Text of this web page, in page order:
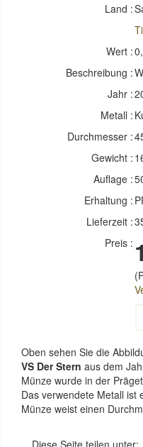
Land :
Wert :
Beschreibung :
Jahr :
Metall :
Durchmesser :
Gewicht :
Auflage :
Erhaltung :
Lieferzeit :
Preis :
Oben sehen Sie die
VS Der Stern aus dem
Münze wurde in der
Das verwendete Metall ist
Münze weist einen
Diese Seite teilen unter: